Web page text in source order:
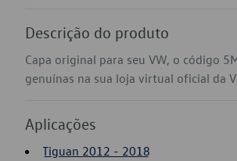
Descrição do produto
Capa original para seu VW, o código
genuínas na sua loja virtual oficial da
Aplicações
Tiguan 2012 - 2018